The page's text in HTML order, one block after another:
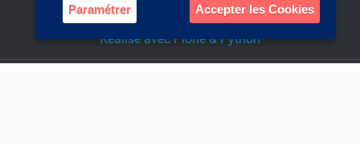
Réalisé avec Plone & Python
Accepter les Cookies
Paramétrer